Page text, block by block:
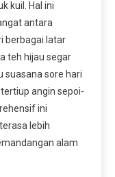
kuil. Hal ini
antara
berbagai latar
teh hijau segar
suasana sore hari
angin sepoi-
ini
lebih
alam